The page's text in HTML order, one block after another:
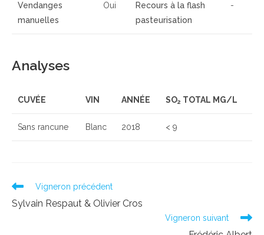
Vendanges
manuelles
Oui
Recours à la flash
pasteurisation
-
Analyses
CUVÉE VIN ANNÉE SO2 TOTAL MG/L
Sans rancune Blanc 2018 < 9
Read
articles
Vigneron précédent
Sylvain Respaut & Olivier Cros
Vigneron suivant